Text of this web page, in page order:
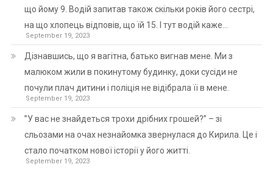
що йому 9. Водій запитав також скільки років його сестрі,
на що хлопець відповів, що їй 15. І тут водій каже…
September 19, 2023
Дізнавшись, що я вагітна, батько вигнав мене. Ми з
малюком жили в покинутому будинку, доки сусіди не
почули плач дитини і поліція не відібрала її в мене.
September 19, 2023
”У вас не знайдеться трохи дрібних грошей?” – зі
сльозами на очах незнайомка звернулася до Кирила. Це і
стало початком нової історії у його житті.
September 19, 2023